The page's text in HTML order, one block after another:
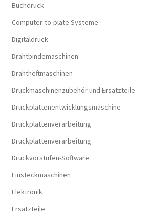
Buchdruck
Computer-to-plate Systeme
Digitaldruck
Drahtbindemaschinen
Drahtheftmaschinen
Druckmaschinenzubehör und Ersatzteile
Druckplattenentwicklungsmaschine
Druckplattenverarbeitung
Druckplattenverarbeitung
Druckvorstufen-Software
Einsteckmaschinen
Elektronik
Ersatzteile